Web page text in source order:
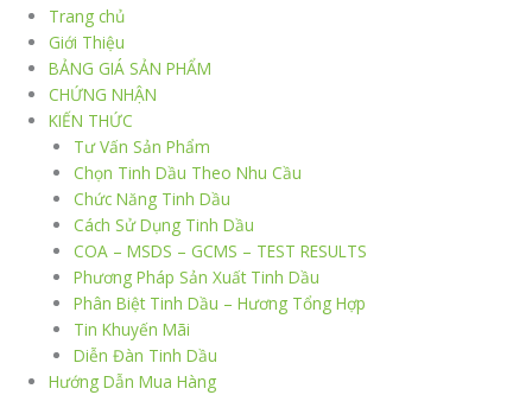
Trang chủ
Giới Thiệu
BẢNG GIÁ SẢN PHẨM
CHỨNG NHẬN
KIẾN THỨC
Tư Vấn Sản Phẩm
Chọn Tinh Dầu Theo Nhu Cầu
Chức Năng Tinh Dầu
Cách Sử Dụng Tinh Dầu
COA – MSDS – GCMS – TEST RESULTS
Phương Pháp Sản Xuất Tinh Dầu
Phân Biệt Tinh Dầu – Hương Tổng Hợp
Tin Khuyến Mãi
Diễn Đàn Tinh Dầu
Hướng Dẫn Mua Hàng